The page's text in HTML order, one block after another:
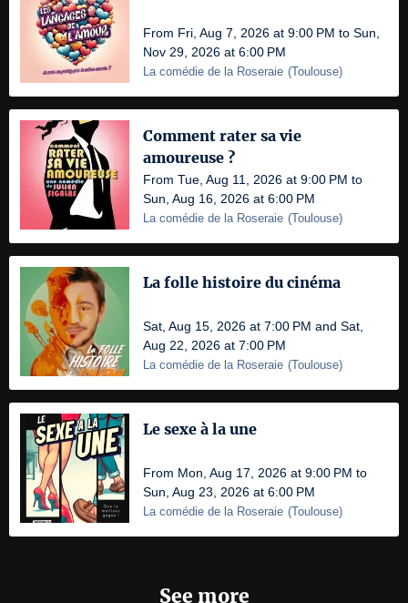
From Fri, Aug 7, 2026 at 9:00 PM to Sun,
Nov 29, 2026 at 6:00 PM
La comédie de la Roseraie (Toulouse)
Comment rater sa vie
amoureuse ?
From Tue, Aug 11, 2026 at 9:00 PM to
Sun, Aug 16, 2026 at 6:00 PM
La comédie de la Roseraie (Toulouse)
La folle histoire du cinéma
Sat, Aug 15, 2026 at 7:00 PM and Sat,
Aug 22, 2026 at 7:00 PM
La comédie de la Roseraie (Toulouse)
Le sexe à la une
From Mon, Aug 17, 2026 at 9:00 PM to
Sun, Aug 23, 2026 at 6:00 PM
La comédie de la Roseraie (Toulouse)
See more